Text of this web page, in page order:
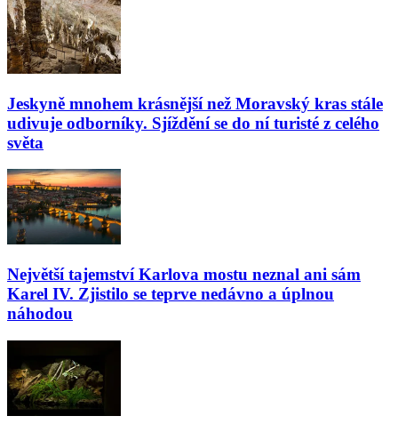
Jeskyně mnohem krásnější než Moravský kras stále
udivuje odborníky. Sjíždění se do ní turisté z celého
světa
Největší tajemství Karlova mostu neznal ani sám
Karel IV. Zjistilo se teprve nedávno a úplnou
náhodou